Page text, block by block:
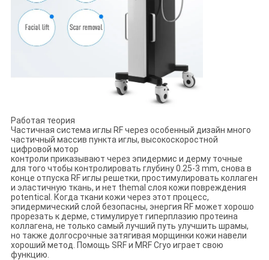
Работая теория
Частичная система иглы RF через особенный дизайн много
частичный массив пункта иглы, высокоскоростной
цифровой мотор
контроли приказывают через эпидермис и дерму точные
для того чтобы контролировать глубину 0.25-3 mm, снова в
конце отпуска RF иглы решетки, простимулировать коллаген
и эластичную ткань, и нет themal слоя кожи повреждения
potentical. Когда ткани кожи через этот процесс,
эпидермический слой безопасны, энергия RF может хорошо
прорезать к дерме, стимулирует гиперплазию протеина
коллагена, не только самый лучший путь улучшить шрамы,
но также долгосрочные затягивая морщинки кожи навели
хороший метод. Помощь SRF и MRF Cryo играет свою
функцию.